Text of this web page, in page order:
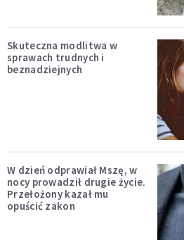
Skuteczna modlitwa w
sprawach trudnych i
beznadziejnych
W dzień odprawiał Mszę, w
nocy prowadził drugie życie.
Przełożony kazał mu
opuścić zakon